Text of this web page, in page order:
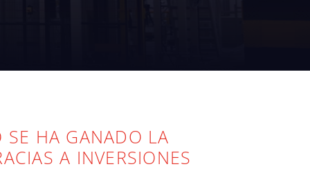
SE HA GANADO LA
A INVERSIONES